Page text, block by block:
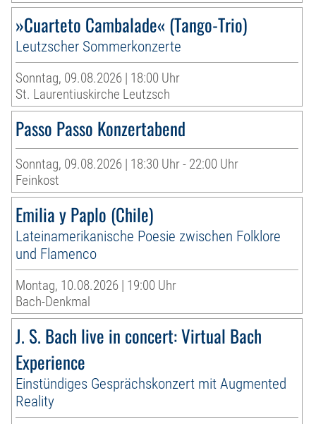
»Cuarteto Cambalade« (Tango-Trio)
Leutzscher Sommerkonzerte
Sonntag, 09.08.2026 | 18:00 Uhr
St. Laurentiuskirche Leutzsch
Passo Passo Konzertabend
Sonntag, 09.08.2026 | 18:30 Uhr - 22:00 Uhr
Feinkost
Emilia y Paplo (Chile)
Lateinamerikanische Poesie zwischen Folklore
und Flamenco
Montag, 10.08.2026 | 19:00 Uhr
Bach-Denkmal
J. S. Bach live in concert: Virtual Bach
Experience
Einstündiges Gesprächskonzert mit Augmented
Reality